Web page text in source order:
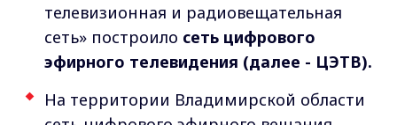
телевизионная и радиовещательная
сеть» построило сеть цифрового
эфирного телевидения (далее - ЦЭТВ).
На территории Владимирской области